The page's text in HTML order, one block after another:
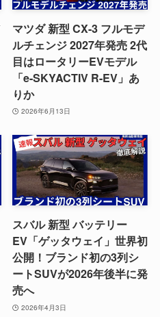
マツダ 新型 CX-3 フルモデ
ルチェンジ 2027年発売 2代
目はロータリーEVモデル
「e-SKYACTIV R-EV」あ
りか
2026年6月13日
スバル 新型 バッテリー
EV「ゲッタウェイ」世界初
公開！ブランド初の3列シ
ートSUVが2026年後半に発
売へ
2026年4月3日